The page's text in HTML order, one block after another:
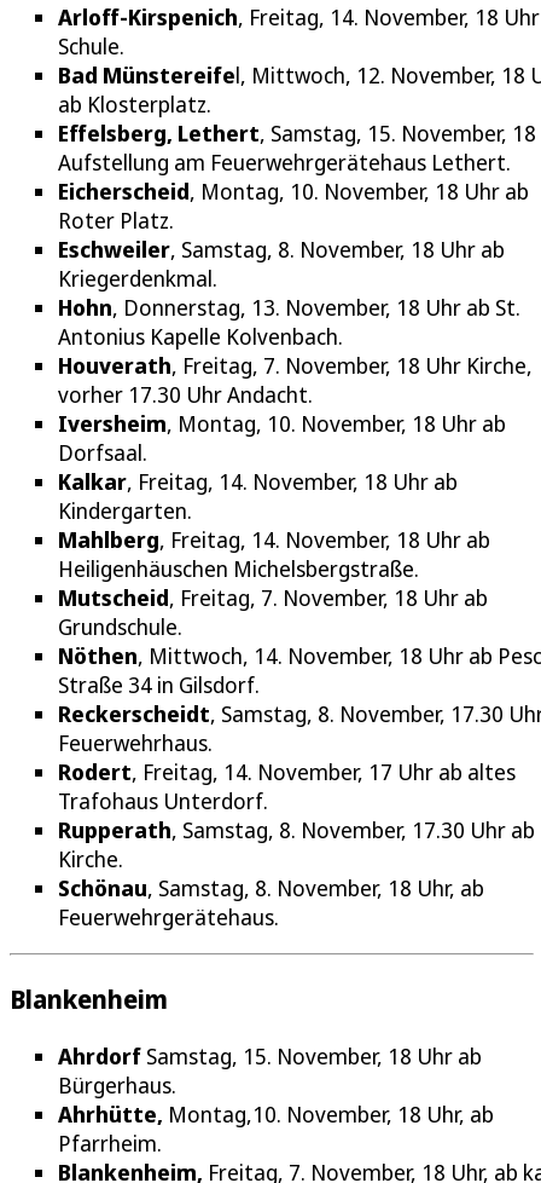
Arloff-Kirspenich, Freitag, 14. November, 18
Schule.
Bad Münstereifel, Mittwoch, 12. November, 18
ab Klosterplatz.
Effelsberg, Lethert, Samstag, 15. November, 18
Aufstellung am Feuerwehrgerätehaus Lethert.
Eicherscheid, Montag, 10. November, 18 Uhr ab
Roter Platz.
Eschweiler, Samstag, 8. November, 18 Uhr ab
Kriegerdenkmal.
Hohn, Donnerstag, 13. November, 18 Uhr ab St.
Antonius Kapelle Kolvenbach.
Houverath, Freitag, 7. November, 18 Uhr Kirche,
vorher 17.30 Uhr Andacht.
Iversheim, Montag, 10. November, 18 Uhr ab
Dorfsaal.
Kalkar, Freitag, 14. November, 18 Uhr ab
Kindergarten.
Mahlberg, Freitag, 14. November, 18 Uhr ab
Heiligenhäuschen Michelsbergstraße.
Mutscheid, Freitag, 7. November, 18 Uhr ab
Grundschule.
Nöthen, Mittwoch, 14. November, 18 Uhr ab
Straße 34 in Gilsdorf.
Reckerscheidt, Samstag, 8. November, 17.30
Feuerwehrhaus.
Rodert, Freitag, 14. November, 17 Uhr ab altes
Trafohaus Unterdorf.
Rupperath, Samstag, 8. November, 17.30 Uhr ab
Kirche.
Schönau, Samstag, 8. November, 18 Uhr, ab
Feuerwehrgerätehaus.
Blankenheim
Ahrdorf Samstag, 15. November, 18 Uhr ab
Bürgerhaus.
Ahrhütte, Montag,10. November, 18 Uhr, ab
Pfarrheim.
Blankenheim, Freitag, 7. November, 18 Uhr, ab